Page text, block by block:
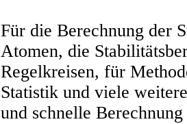
Für die Berechnung der
Atomen, die
Regelkreisen, für
Statistik und viele
und schnelle